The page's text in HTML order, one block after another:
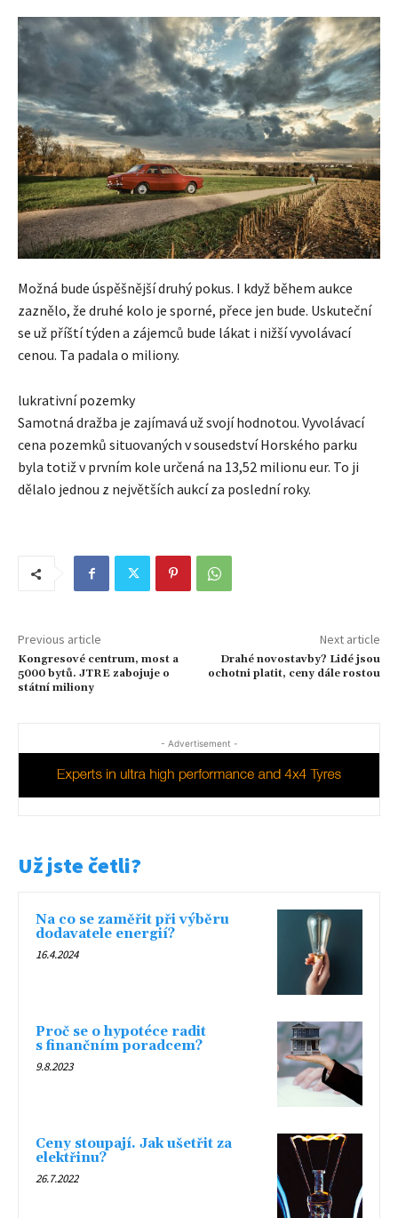
Možná bude úspěšnější druhý pokus. I když během aukce
zaznělo, že druhé kolo je sporné, přece jen bude. Uskuteční
se už příští týden a zájemců bude lákat i nižší vyvolávací
cenou. Ta padala o miliony.
lukrativní pozemky
Samotná dražba je zajímavá už svojí hodnotou. Vyvolávací
cena pozemků situovaných v sousedství Horského parku
byla totiž v prvním kole určená na 13,52 milionu eur. To ji
dělalo jednou z největších aukcí za poslední roky.
Previous article
Kongresové centrum, most a
5000 bytů. JTRE zabojuje o
státní miliony
Next article
Drahé novostavby? Lidé jsou
ochotni platit, ceny dále rostou
- Advertisement -
Už jste četli?
Na co se zaměřit při výběru
dodavatele energií?
16.4.2024
Proč se o hypotéce radit
s finančním poradcem?
9.8.2023
Ceny stoupají. Jak ušetřit za
elektřinu?
26.7.2022